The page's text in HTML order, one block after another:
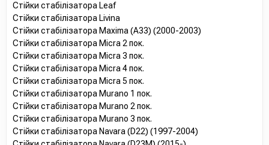
Стійки стабілізатора Leaf
Стійки стабілізатора Livina
Стійки стабілізатора Maxima (A33) (2000-2003)
Стійки стабілізатора Micra 2 пок.
Стійки стабілізатора Micra 3 пок.
Стійки стабілізатора Micra 4 пок.
Стійки стабілізатора Micra 5 пок.
Стійки стабілізатора Murano 1 пок.
Стійки стабілізатора Murano 2 пок.
Стійки стабілізатора Murano 3 пок.
Стійки стабілізатора Navara (D22) (1997-2004)